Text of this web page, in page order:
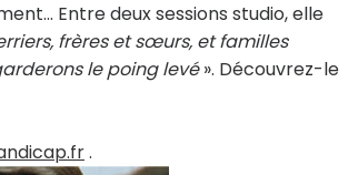
Entre deux sessions studio, elle
frères et sœurs, et familles
le poing levé». Découvrez-le
.